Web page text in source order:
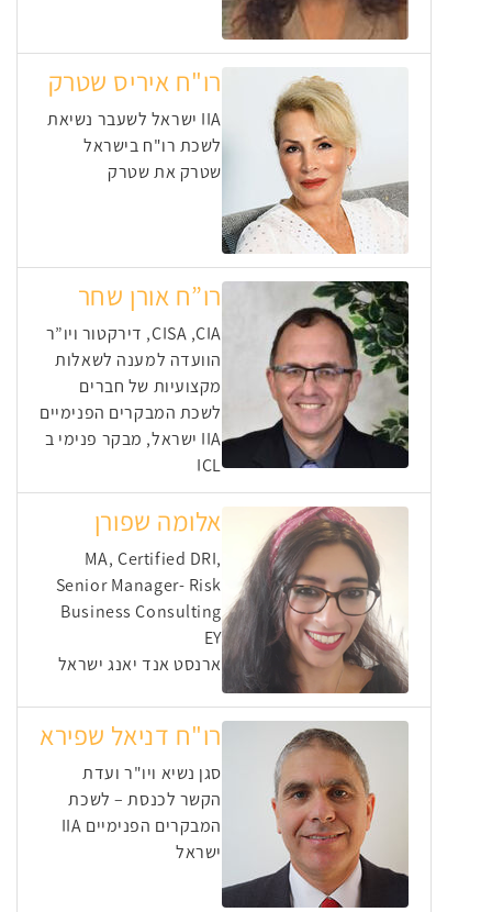
רו"ח איריס שטרק
IIA ישראל לשעבר נשיאת
לשכת רו"ח בישראל
שטרק את שטרק
רו”ח אורן שחר
CISA ,CIA, דירקטור ויו”ר
הוועדה למענה לשאלות
מקצועיות של חברים
לשכת המבקרים הפנימיים
IIA ישראל, מבקר פנימי ב
ICL
אלומה שפורן
MA, Certified DRI,
Senior Manager- Risk
Business Consulting
EY
ארנסט אנד יאנג ישראל
רו"ח דניאל שפירא
סגן נשיא ויו"ר ועדת
הקשר לכנסת – לשכת
המבקרים הפנימיים IIA
ישראל